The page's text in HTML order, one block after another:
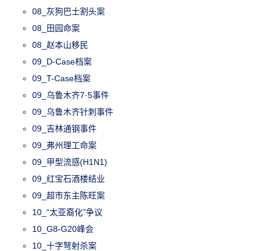
08_灰狗巴士割头案
08_田园命案
08_赵本山移民
09_D-Case档案
09_T-Case档案
09_乌鲁木齐7·5事件
09_乌鲁木齐针刺事件
09_吉林通钢事件
09_弗州理工命案
09_甲型流感(H1N1)
09_红宝石酒楼结业
09_超市东主陈旺案
10_“太亚裔化”争议
10_G8-G20峰会
10_十字弩射杀案